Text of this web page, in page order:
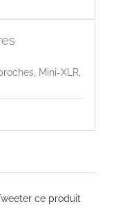
Mini-XLR,
ce produit